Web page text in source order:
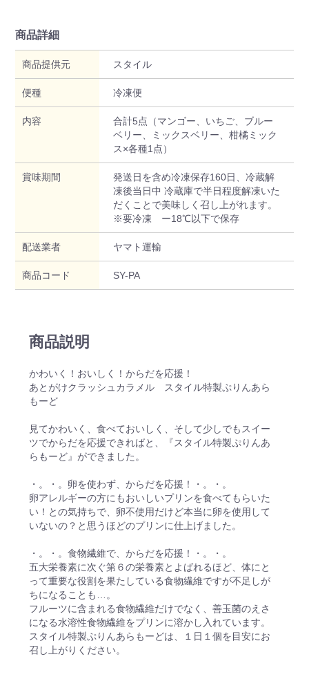
商品詳細
商品提供元 スタイル
便種 冷凍便
内容
合計5点（マンゴー、いちご、ブルー
ベリー、ミックスベリー、柑橘ミック
ス×各種1点）
賞味期間
発送日を含め冷凍保存160日、冷蔵解
凍後当日中 冷蔵庫で半日程度解凍いた
だくことで美味しく召し上がれます。
※要冷凍 ー18℃以下で保存
配送業者 ヤマト運輸
商品コード SY-PA
商品説明
かわいく！おいしく！からだを応援！
あとがけクラッシュカラメル スタイル特製ぷりんあら
もーど
見てかわいく、食べておいしく、そして少しでもスイー
ツでからだを応援できればと、『スタイル特製ぷりんあ
らもーど』ができました。
・。・。卵を使わず、からだを応援！・。・。
卵アレルギーの方にもおいしいプリンを食べてもらいた
い！との気持ちで、卵不使用だけど本当に卵を使用して
いないの？と思うほどのプリンに仕上げました。
・。・。食物繊維で、からだを応援！・。・。
五大栄養素に次ぐ第６の栄養素とよばれるほど、体にと
って重要な役割を果たしている食物繊維ですが不足しが
ちになることも…。
フルーツに含まれる食物繊維だけでなく、善玉菌のえさ
になる水溶性食物繊維をプリンに溶かし入れています。
スタイル特製ぷりんあらもーどは、１日１個を目安にお
召し上がりください。